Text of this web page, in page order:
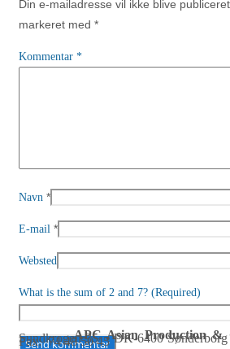
Din e-mailadresse vil ikke blive
markeret med *
Kommentar *
Navn *
E-mail *
Websted
What is the sum of 2 and 7? (Required)
APC Asian Production &
Sundkrogen 35 • DK-6400
Fax: 74 48 50 45